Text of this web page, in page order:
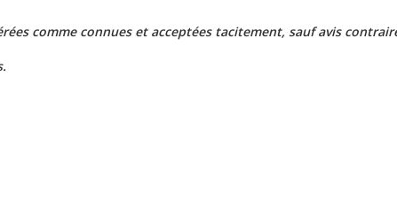
comme connues et acceptées tacitement, sauf avis